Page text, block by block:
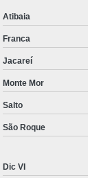
Masculina
Social
Social
Roupas
Roupas
Atibaia
Franca
Jacareí
Monte Mor
Salto
São Roque
Dic VI